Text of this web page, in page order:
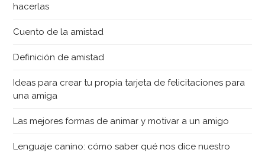
hacerlas
Cuento de la amistad
Definición de amistad
Ideas para crear tu propia tarjeta de felicitaciones para
una amiga
Las mejores formas de animar y motivar a un amigo
Lenguaje canino: cómo saber qué nos dice nuestro